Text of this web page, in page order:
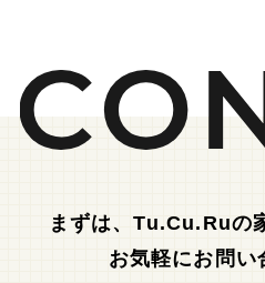
まずは、Tu.Cu.Ruの
お気軽にお問い